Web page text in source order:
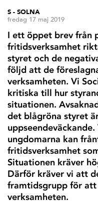
S - SOLNA
fredag 17 maj 2019
I ett öppet brev från
fritidsverksamhet
styret och de
följd att de
verksamheten. Vi
kritiska till hur
situationen.
det blågröna styret
ungdomarna kan
fritidsverksamhet
Situationen kräver
Därför kräver vi att
framtidsgrupp för
verksamheten.